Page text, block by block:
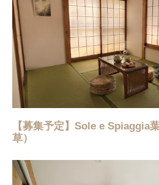
【募集予定】Sole e Spiaggia
草）